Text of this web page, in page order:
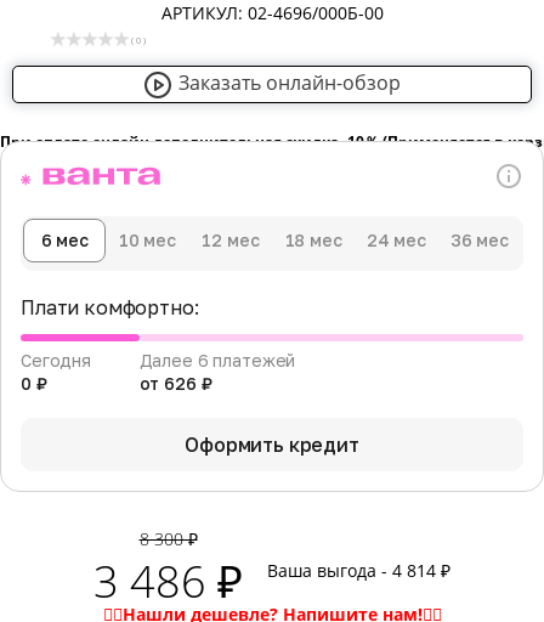
АРТИКУЛ: 02-4696/000Б-00
( 0 )
Заказать онлайн-обзор
При оплате онлайн дополнительная скидка -10％ (Применяется в
8 300 ₽
3 486 ₽ Ваша выгода - 4 814 ₽
6 мес 10 мес 12 мес 18 мес 24 мес 36 мес
Плати комфортно:
Сегодня
0 ₽
Далее 6 платежей
от 626 ₽
Оформить кредит